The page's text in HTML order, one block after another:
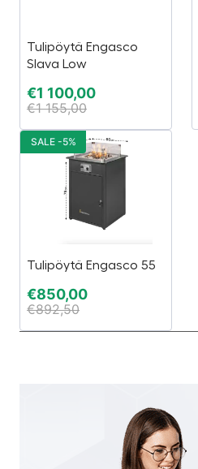
Tulipöytä Engasco
Slava Low
€1 100,00
€1 155,00
Tulipöytä Engasco 55
€850,00
€892,50
SALE -5%